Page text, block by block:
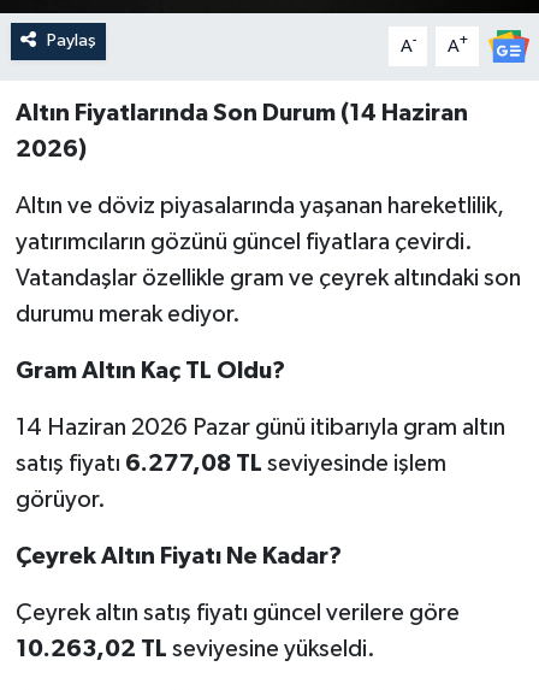
Paylaş A- A+
Altın Fiyatlarında Son Durum (14 Haziran
2026)
Altın ve döviz piyasalarında yaşanan hareketlilik,
yatırımcıların gözünü güncel fiyatlara çevirdi.
Vatandaşlar özellikle gram ve çeyrek altındaki son
durumu merak ediyor.
Gram Altın Kaç TL Oldu?
14 Haziran 2026 Pazar günü itibarıyla gram altın
satış fiyatı 6.277,08 TL seviyesinde işlem
görüyor.
Çeyrek Altın Fiyatı Ne Kadar?
Çeyrek altın satış fiyatı güncel verilere göre
10.263,02 TL seviyesine yükseldi.